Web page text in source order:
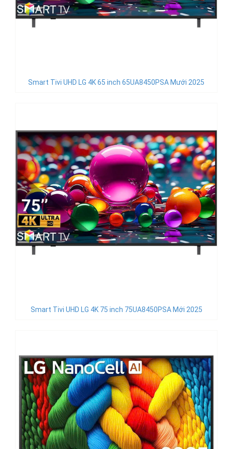
Smart Tivi UHD LG 4K 65 inch 65UA8450PSA Mưới 2025
Smart Tivi UHD LG 4K 75 inch 75UA8450PSA Mới 2025